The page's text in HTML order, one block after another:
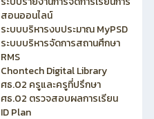
ระบบติดตามผู้สำเร็จการศึกษา
ระบบรายงานการจัดการเรียนการ
สอนออนไลน์
ระบบบริหารงบประมาณ MyPSD
ระบบบริหารจัดการสถานศึกษา
RMS